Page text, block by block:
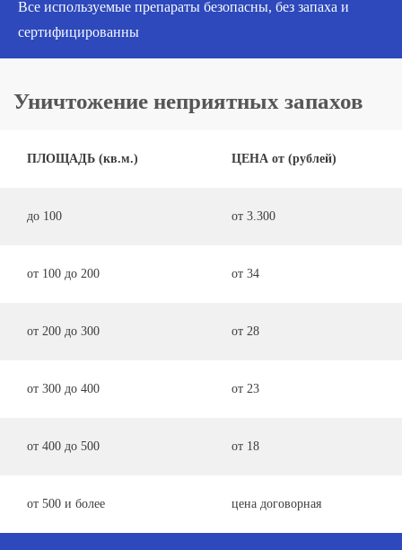
Все используемые препараты безопасны, без запаха и
сертифицированны
Уничтожение неприятных запахов
ПЛОЩАДЬ (кв.м.) ЦЕНА от (рублей)
до 100 от 3.300
от 100 до 200 от 34
от 200 до 300 от 28
от 300 до 400 от 23
от 400 до 500 от 18
от 500 и более цена договорная